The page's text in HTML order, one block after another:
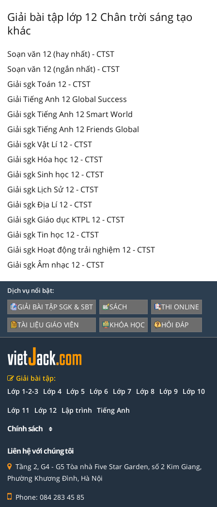
Giải bài tập lớp 12 Chân trời sáng tạo
khác
Soạn văn 12 (hay nhất) - CTST
Soạn văn 12 (ngắn nhất) - CTST
Giải sgk Toán 12 - CTST
Giải Tiếng Anh 12 Global Success
Giải sgk Tiếng Anh 12 Smart World
Giải sgk Tiếng Anh 12 Friends Global
Giải sgk Vật Lí 12 - CTST
Giải sgk Hóa học 12 - CTST
Giải sgk Sinh học 12 - CTST
Giải sgk Lịch Sử 12 - CTST
Giải sgk Địa Lí 12 - CTST
Giải sgk Giáo dục KTPL 12 - CTST
Giải sgk Tin học 12 - CTST
Giải sgk Hoạt động trải nghiệm 12 - CTST
Giải sgk Âm nhạc 12 - CTST
Dịch vụ nổi bật:
GIẢI BÀI TẬP SGK & SBT
TÀI LIỆU GIÁO VIÊN
SÁCH
KHÓA HỌC
THI ONLINE
HỎI ĐÁP
Giải bài tập:
Lớp 1-2-3 Lớp 4 Lớp 5 Lớp 6 Lớp 7 Lớp 8 Lớp 9 Lớp 10
Lớp 11 Lớp 12 Lập trình Tiếng Anh
Chính sách
Liên hệ với chúng tôi
Tầng 2, G4 - G5 Tòa nhà Five Star Garden, số 2 Kim Giang,
Phường Khương Đình, Hà Nội
Phone: 084 283 45 85